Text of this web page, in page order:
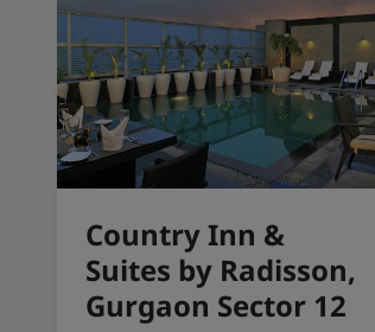
Country Inn &
Suites by Radisson,
Gurgaon Sector 12